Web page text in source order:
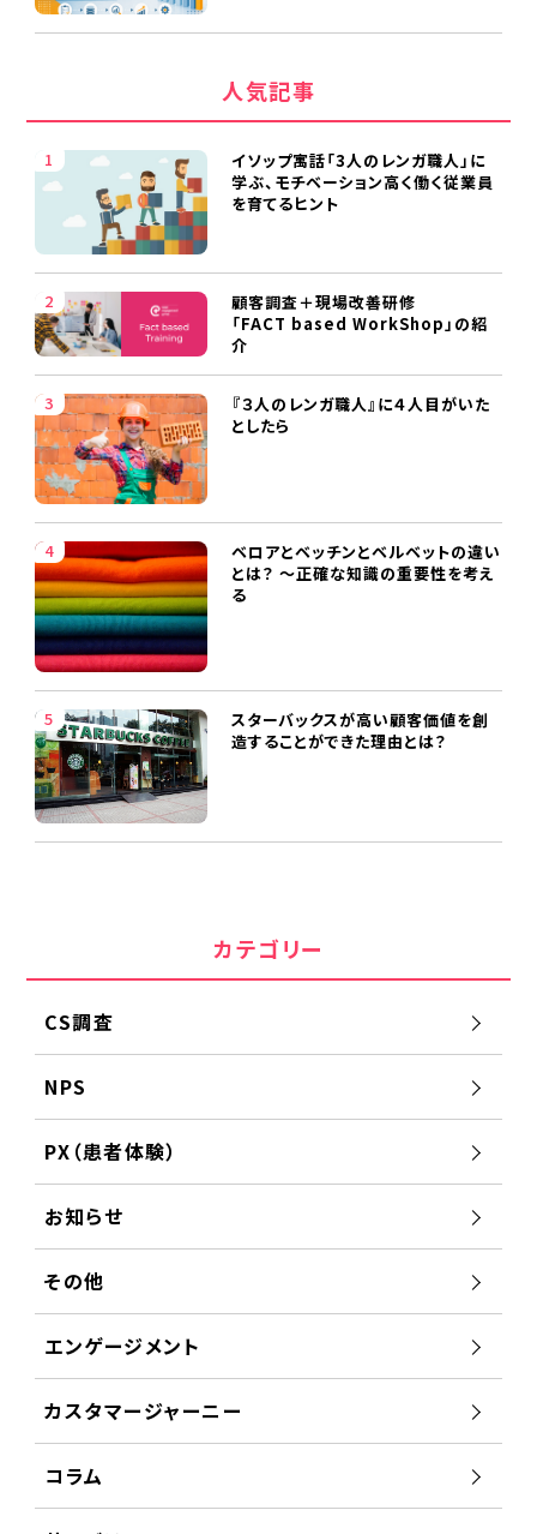
人気記事
イソップ寓話「3人のレンガ職人」に
学ぶ、モチベーション高く働く従業員
を育てるヒント
顧客調査＋現場改善研修
「FACT based WorkShop」の紹
介
『３人のレンガ職人』に４人目がいた
としたら
ベロアとベッチンとベルベットの違い
とは？ ～正確な知識の重要性を考え
る
スターバックスが高い顧客価値を創
造することができた理由とは？
カテゴリー
CS調査
NPS
PX（患者体験）
お知らせ
その他
エンゲージメント
カスタマージャーニー
コラム